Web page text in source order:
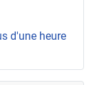
d'une heure